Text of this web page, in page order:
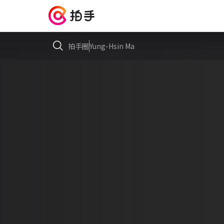
拍手圈Yung-Hsin Ma